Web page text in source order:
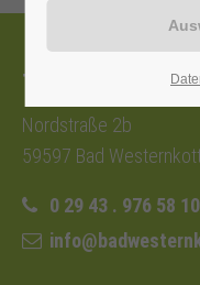
Tourist-
Nordstraße 2b
59597 Bad
0 29 43 . 976 58 10